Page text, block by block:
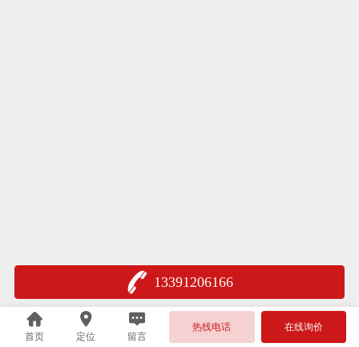
13391206166
首页 定位 留言
热线电话 在线询价